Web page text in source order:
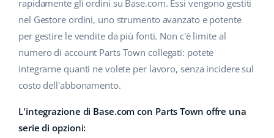
Gestione Spedizioni
Workflow Automation
Base Connect
AI per l'e-commerce
Casa e giardino
Prodotti per bambini
Elettronica
Automotive
Food&Grocery
Centro Assistenza
Academy
Blog
Audit dell'account
english (US)
english (GB)
english (IN)
deutsch
rapidamente gli ordini su Base.com. Essi vengono gestiti
nel Gestore ordini, uno strumento avanzato e potente
per gestire le vendite da più fonti. Non c'è limite al
numero di account Parts Town collegati: potete
integrarne quanti ne volete per lavoro, senza incidere sul
costo dell'abbonamento.
L'integrazione di Base.com con Parts Town offre una
serie di opzioni: